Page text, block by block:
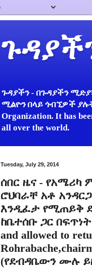
ጉዳያችን - በጉዳያችን
ሚልዮን በላይ ጎብኚዎች ያሉት
Organization. It has
all over the world.
Tuesday, July 29, 2014
ሰበር ዜና -
ሮህባራቸ አቶ
እንዲፈታ የሚጠይቅ
ከቤተሰቡ ጋር በፍጥነት
and allowed to
(የደብዳቤውን ሙሉ